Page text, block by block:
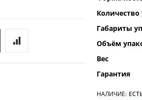
Количество
Габариты
Объём
Вес
Гарантия
НАЛИЧИЕ: